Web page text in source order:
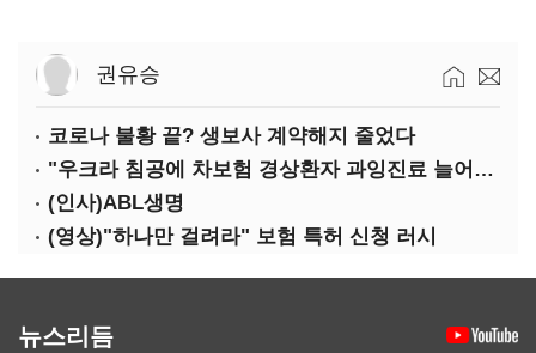
권유승
코로나 불황 끝? 생보사 계약해지 줄었다
"우크라 침공에 차보험 경상환자 과잉진료 늘어날 듯"
(인사)ABL생명
(영상)"하나만 걸려라" 보험 특허 신청 러시
뉴스리듬